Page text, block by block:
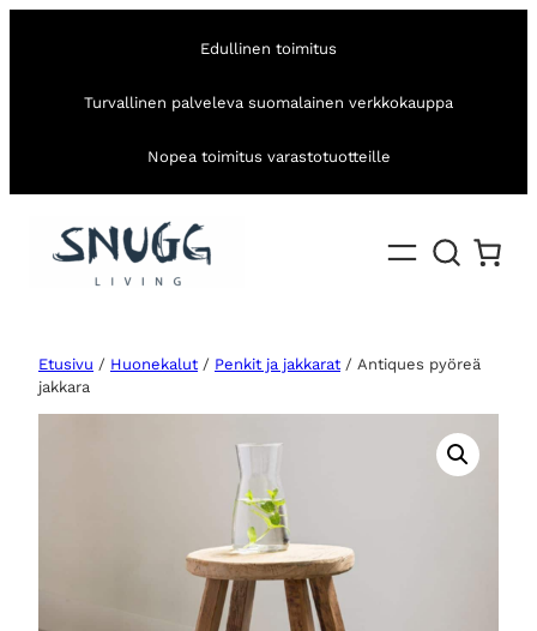
Edullinen toimitus
Turvallinen palveleva suomalainen verkkokauppa
Nopea toimitus varastotuotteille
Etusivu / Huonekalut / Penkit ja jakkarat / Antiques pyöreä
jakkara